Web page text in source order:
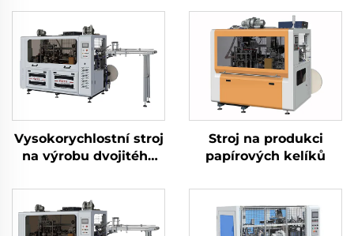
Vysokorychlostní stroj
na výrobu dvojitého
Stroj na produkci
papírových kelíků